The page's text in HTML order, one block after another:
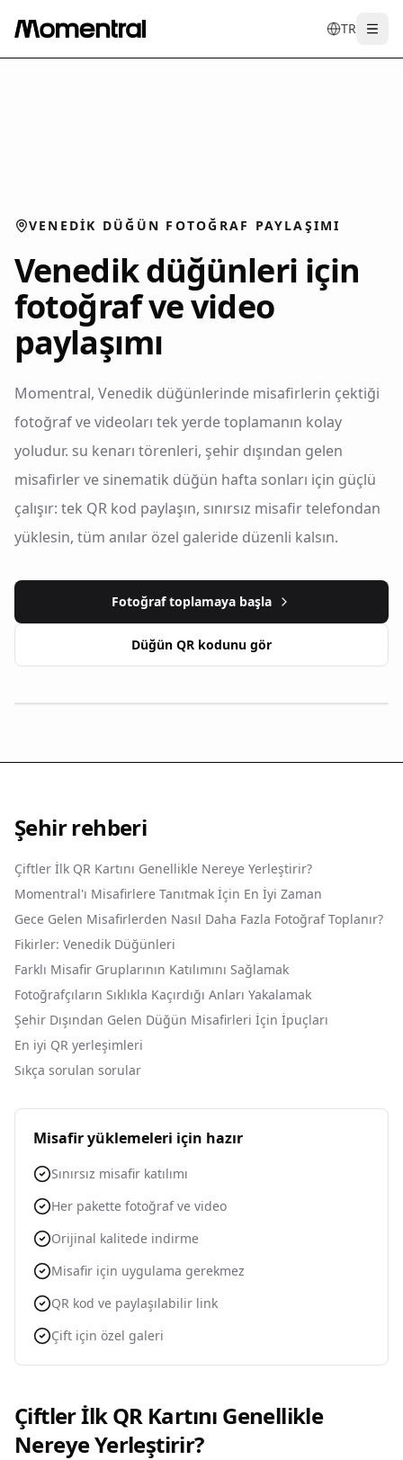
TR
entrdees
VENEDIK DÜĞÜN FOTOĞRAF PAYLAŞIMI
Venedik düğünleri için
fotoğraf ve video
paylaşımı
Momentral, Venedik düğünlerinde misafirlerin çektiği
fotoğraf ve videoları tek yerde toplamanın kolay
yoludur. su kenarı törenleri, şehir dışından gelen
misafirler ve sinematik düğün hafta sonları için güçlü
çalışır: tek QR kod paylaşın, sınırsız misafir telefondan
yüklesin, tüm anılar özel galeride düzenli kalsın.
Fotoğraf toplamaya başla
Düğün QR kodunu gör
Şehir rehberi
Çiftler İlk QR Kartını Genellikle Nereye Yerleştirir?
Momentral'ı Misafirlere Tanıtmak İçin En İyi Zaman
Gece Gelen Misafirlerden Nasıl Daha Fazla Fotoğraf Toplanır?
Fikirler: Venedik Düğünleri
Farklı Misafir Gruplarının Katılımını Sağlamak
Fotoğrafçıların Sıklıkla Kaçırdığı Anları Yakalamak
Şehir Dışından Gelen Düğün Misafirleri İçin İpuçları
En iyi QR yerleşimleri
Sıkça sorulan sorular
Misafir yüklemeleri için hazır
Sınırsız misafir katılımı
Her pakette fotoğraf ve video
Orijinal kalitede indirme
Misafir için uygulama gerekmez
QR kod ve paylaşılabilir link
Çift için özel galeri
Çiftler İlk QR Kartını Genellikle
Nereye Yerleştirir?